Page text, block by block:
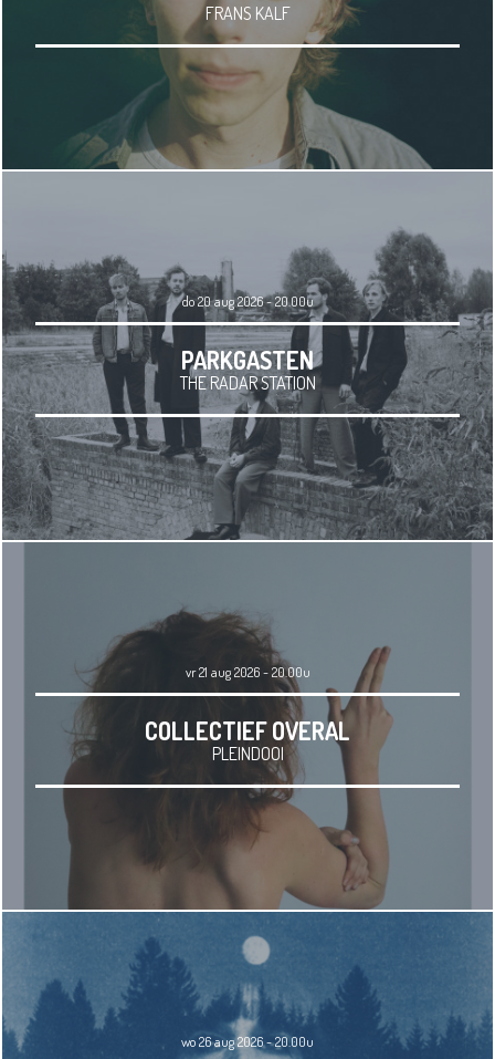
FRANS KALF
do 20 aug 2026 - 20.00u
PARKGASTEN
THE RADAR STATION
vr 21 aug 2026 - 20.00u
COLLECTIEF OVERAL
PLEINDOOI
wo 26 aug 2026 - 20.00u